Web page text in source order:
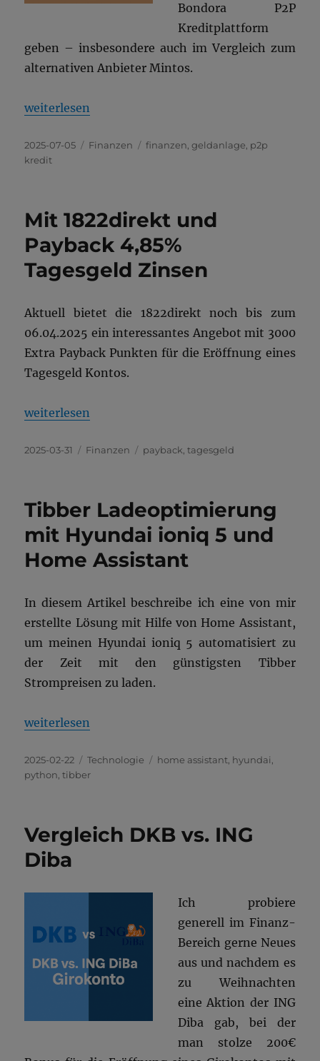
Bondora P2P
Kreditplattform
geben – insbesondere auch im Vergleich zum
alternativen Anbieter Mintos.
„Bondora P2P Kredite -Erfahrungsbericht“
weiterlesen
Veröffentlicht
am
2025-07-05 Kategorien
Finanzen Schlagwörter
finanzen,geldanlage, p2p
kredit
Mit 1822direkt und
Payback 4,85%
Tagesgeld Zinsen
Aktuell bietet die 1822direkt noch bis zum
06.04.2025 ein interessantes Angebot mit 3000
Extra Payback Punkten für die Eröffnung eines
Tagesgeld Kontos.
„Mit 1822direkt und Payback 4,85% Tagesgeld
weiterlesen
Veröffentlicht
2025-03-31 Kategorien
Finanzen Schlagwörter
payback,tagesgeld
Tibber Ladeoptimierung
mit Hyundai ioniq 5 und
Home Assistant
In diesem Artikel beschreibe ich eine von mir
erstellte Lösung mit Hilfe von Home Assistant,
um meinen Hyundai ioniq 5 automatisiert zu
der Zeit mit den günstigsten Tibber
Strompreisen zu laden.
„Tibber Ladeoptimierung mit Hyundai ioniq 5 und
weiterlesen
Veröffentlicht
am
2025-02-22 Kategorien
Technologie Schlagwörter
home assistant, hyundai,
python,tibber
Vergleich DKB vs. ING
Diba
Ich probiere
generell im Finanz-
Bereich gerne Neues
aus und nachdem es
zu Weihnachten
eine Aktion der ING
Diba gab, bei der
man stolze 200€